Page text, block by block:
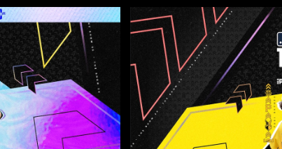
إ
ص
l
u
x